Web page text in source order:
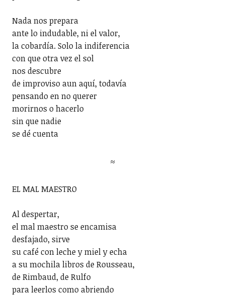
Nada nos prepara
ante lo indudable, ni el valor,
la cobardía. Solo la indiferencia
con que otra vez el sol
nos descubre
de improviso aun aquí, todavía
pensando en no querer
morirnos o hacerlo
sin que nadie
se dé cuenta
≈
EL MAL MAESTRO
Al despertar,
el mal maestro se encamisa
desfajado, sirve
su café con leche y miel y echa
a su mochila libros de Rousseau,
de Rimbaud, de Rulfo
para leerlos como abriendo